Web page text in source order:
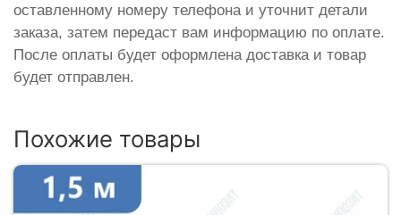
оставленному номеру телефона и уточнит детали
заказа, затем передаст вам информацию по оплате.
После оплаты будет оформлена доставка и товар
будет отправлен.
Похожие товары